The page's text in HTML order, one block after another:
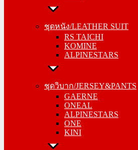
ชุดหนัง/LEATHER SUIT
RS TAICHI
KOMINE
ALPINESTARS
ชุดวิบาก/JERSEY&PANTS
GAERNE
ONEAL
ALPINESTARS
ONE
KINI
ชุดหนัง/LEATHER SUIT
KOMINE
ALPINESTARS
ชุดวิบาก/JERSEY&PANTS
ONEAL
ALPINESTARS
ONE
KINI
การ์ด/PROTECTOR